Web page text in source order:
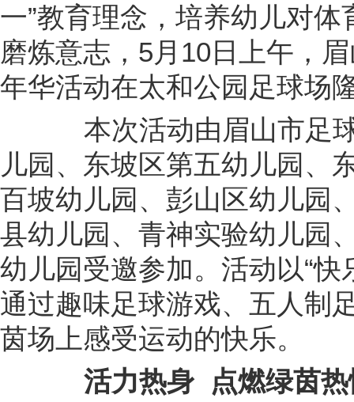
一”教育理念，培养幼儿对
磨炼意志，5月10日上午，
年华活动在太和公园足球场
本次活动由眉山市足球
儿园、东坡区第五幼儿园、
百坡幼儿园、彭山区幼儿园
县幼儿园、青神实验幼儿园
幼儿园受邀参加。活动以“
通过趣味足球游戏、五人制
茵场上感受运动的快乐。
活力热身 点燃绿茵热